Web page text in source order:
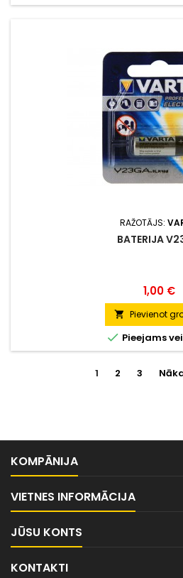
RAŽOTĀJS:
BATERIJA
Cena
1,00 €
 Pievienot
 Pieejams
1 2 3
KOMPĀNIJA
VIETNES INFORMĀCIJA
JŪSU KONTS
KONTAKTI